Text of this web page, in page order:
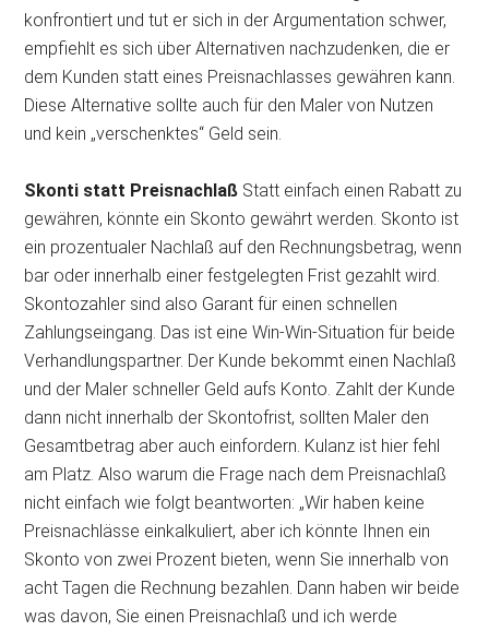
konfrontiert und tut er sich in der Argumentation schwer,
empfiehlt es sich über Alternativen nachzudenken, die er
dem Kunden statt eines Preisnachlasses gewähren kann.
Diese Alternative sollte auch für den Maler von Nutzen
und kein „verschenktes“ Geld sein.
Skonti statt Preisnachlaß Statt einfach einen Rabatt zu
gewähren, könnte ein Skonto gewährt werden. Skonto ist
ein prozentualer Nachlaß auf den Rechnungsbetrag, wenn
bar oder innerhalb einer festgelegten Frist gezahlt wird.
Skontozahler sind also Garant für einen schnellen
Zahlungseingang. Das ist eine Win-Win-Situation für beide
Verhandlungspartner. Der Kunde bekommt einen Nachlaß
und der Maler schneller Geld aufs Konto. Zahlt der Kunde
dann nicht innerhalb der Skontofrist, sollten Maler den
Gesamtbetrag aber auch einfordern. Kulanz ist hier fehl
am Platz. Also warum die Frage nach dem Preisnachlaß
nicht einfach wie folgt beantworten: „Wir haben keine
Preisnachlässe einkalkuliert, aber ich könnte Ihnen ein
Skonto von zwei Prozent bieten, wenn Sie innerhalb von
acht Tagen die Rechnung bezahlen. Dann haben wir beide
was davon, Sie einen Preisnachlaß und ich werde